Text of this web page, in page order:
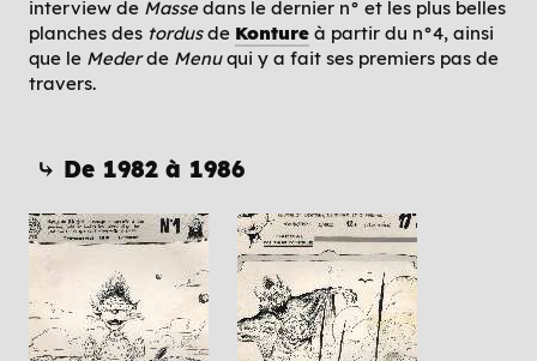
interview de Massedans le dernier n° et les plus belles
planches des tordusde Konture à partir du n°4, ainsi
que le Mederde Menuqui y a fait ses premiers pas de
travers.
⤷ De 1982 à 1986